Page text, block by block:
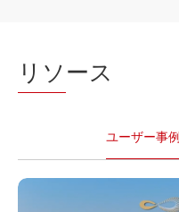
リソ ース
ユーザー事例